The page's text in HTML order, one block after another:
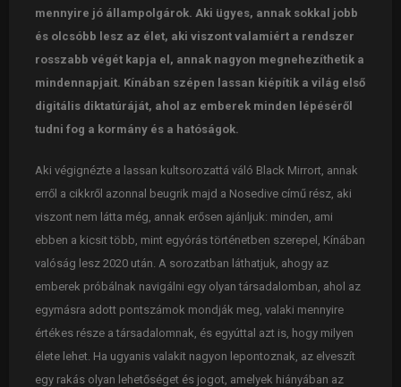
mennyire jó állampolgárok. Aki ügyes, annak sokkal jobb
és olcsóbb lesz az élet, aki viszont valamiért a rendszer
rosszabb végét kapja el, annak nagyon megnehezíthetik a
mindennapjait. Kínában szépen lassan kiépítik a világ első
digitális diktatúráját, ahol az emberek minden lépéséről
tudni fog a kormány és a hatóságok.
Aki végignézte a lassan kultsorozattá váló Black Mirrort, annak
erről a cikkről azonnal beugrik majd a Nosedive című rész, aki
viszont nem látta még, annak erősen ajánljuk: minden, ami
ebben a kicsit több, mint egyórás történetben szerepel, Kínában
valóság lesz 2020 után. A sorozatban láthatjuk, ahogy az
emberek próbálnak navigálni egy olyan társadalomban, ahol az
egymásra adott pontszámok mondják meg, valaki mennyire
értékes része a társadalomnak, és egyúttal azt is, hogy milyen
élete lehet. Ha ugyanis valakit nagyon lepontoznak, az elveszít
egy rakás olyan lehetőséget és jogot, amelyek hiányában az